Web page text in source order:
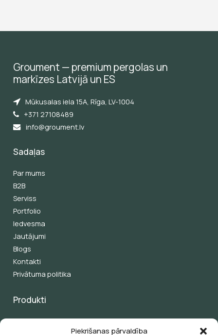
Piekrišanas pārvaldība
Groument — premium pergolas un
markīzes Latvijā un ES
Mūkusalas iela 15A, Rīga, LV-1004
+371 27108489
info@groument.lv
Sadaļas
Par mums
B2B
Serviss
Portfolio
Iedvesma
Jautājumi
Blogs
Kontakti
Privātuma politika
Produkti
Pergolas